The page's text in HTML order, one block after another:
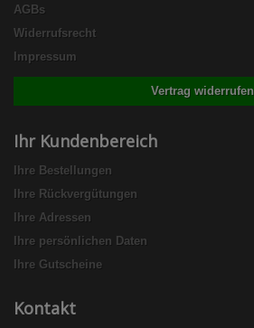
AGBs
Widerrufsrecht
Impressum
Vertrag widerrufen
Ihr Kundenbereich
Ihre Bestellungen
Ihre Rückvergütungen
Ihre Adressen
Ihre persönlichen Daten
Ihre Gutscheine
Kontakt